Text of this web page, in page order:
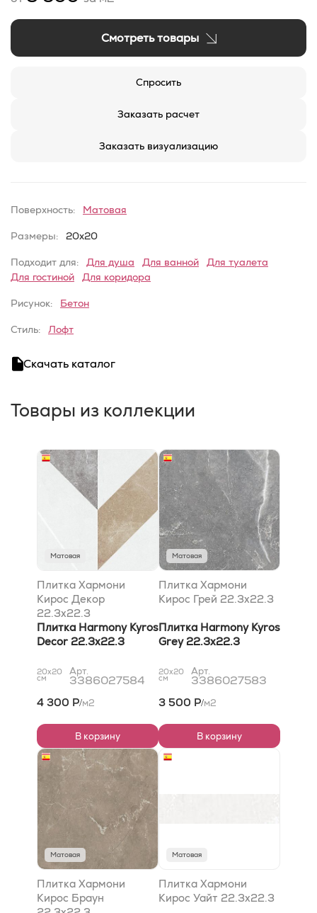
Смотреть товары
Спросить
Заказать расчет
Заказать визуализацию
Поверхность: Матовая
Размеры: 20x20
Подходит для: Для душа Для ванной
Для туалета
Для гостиной
Для коридора
Рисунок: Бетон
Стиль: Лофт
Скачать каталог
Товары из коллекции
Матовая
Плитка Хармони
Кирос Декор
22.3x22.3
Плитка Harmony Kyros
Decor 22.3x22.3
20x20
см
Арт.
3386027584
4 300 Р/м2
В корзину
Матовая
Плитка Хармони
Кирос Грей 22.3x22.3
Плитка Harmony Kyros
Grey 22.3x22.3
20x20
см
Арт.
3386027583
3 500 Р/м2
В корзину
Матовая
Плитка Хармони
Кирос Браун
Матовая
Плитка Хармони
Кирос Уайт 22.3x22.3